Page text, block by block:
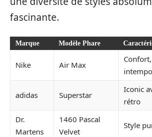
fascinante.
Marque Modèle Phare
Nike Air Max
adidas Superstar
Iconic
rétro
Dr.
Martens
1460 Pascal
Velvet
Style